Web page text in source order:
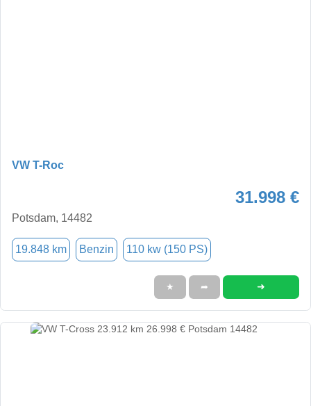
VW T-Roc
31.998 €
Potsdam, 14482
19.848 km Benzin 110 kw (150 PS)
★ ➦ ➜